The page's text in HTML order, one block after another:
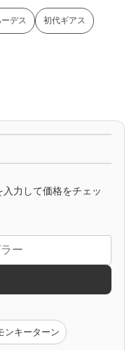
デス 初代ギアス
ノ消防隊
力して価格をチェッ
ンキーターン